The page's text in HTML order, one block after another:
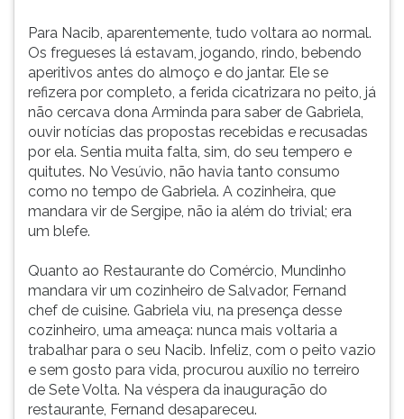
Para Nacib, aparentemente, tudo voltara ao normal.
Os fregueses lá estavam, jogando, rindo, bebendo
aperitivos antes do almoço e do jantar. Ele se
refizera por completo, a ferida cicatrizara no peito, já
não cercava dona Arminda para saber de Gabriela,
ouvir notícias das propostas recebidas e recusadas
por ela. Sentia muita falta, sim, do seu tempero e
quitutes. No Vesúvio, não havia tanto consumo
como no tempo de Gabriela. A cozinheira, que
mandara vir de Sergipe, não ia além do trivial; era
um blefe.
Quanto ao Restaurante do Comércio, Mundinho
mandara vir um cozinheiro de Salvador, Fernand
chef de cuisine. Gabriela viu, na presença desse
cozinheiro, uma ameaça: nunca mais voltaria a
trabalhar para o seu Nacib. Infeliz, com o peito vazio
e sem gosto para vida, procurou auxílio no terreiro
de Sete Volta. Na véspera da inauguração do
restaurante, Fernand desapareceu.